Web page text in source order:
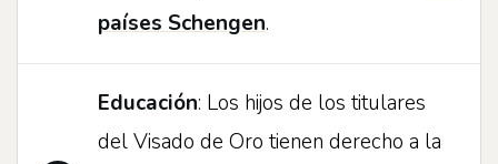
países Schengen.
Educación: Los hijos de los titulares
del Visado de Oro tienen derecho a la